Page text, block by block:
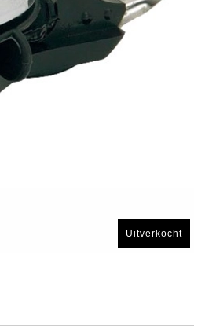
Uitverkocht